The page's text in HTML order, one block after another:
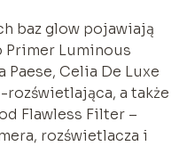
baz glow pojawiają
Primer Luminous
Paese, Celia De Luxe
rozświetlająca, a także
Flawless Filter –
rozświetlacza i